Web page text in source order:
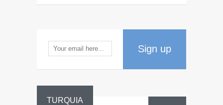
Sign up
TURQUIA